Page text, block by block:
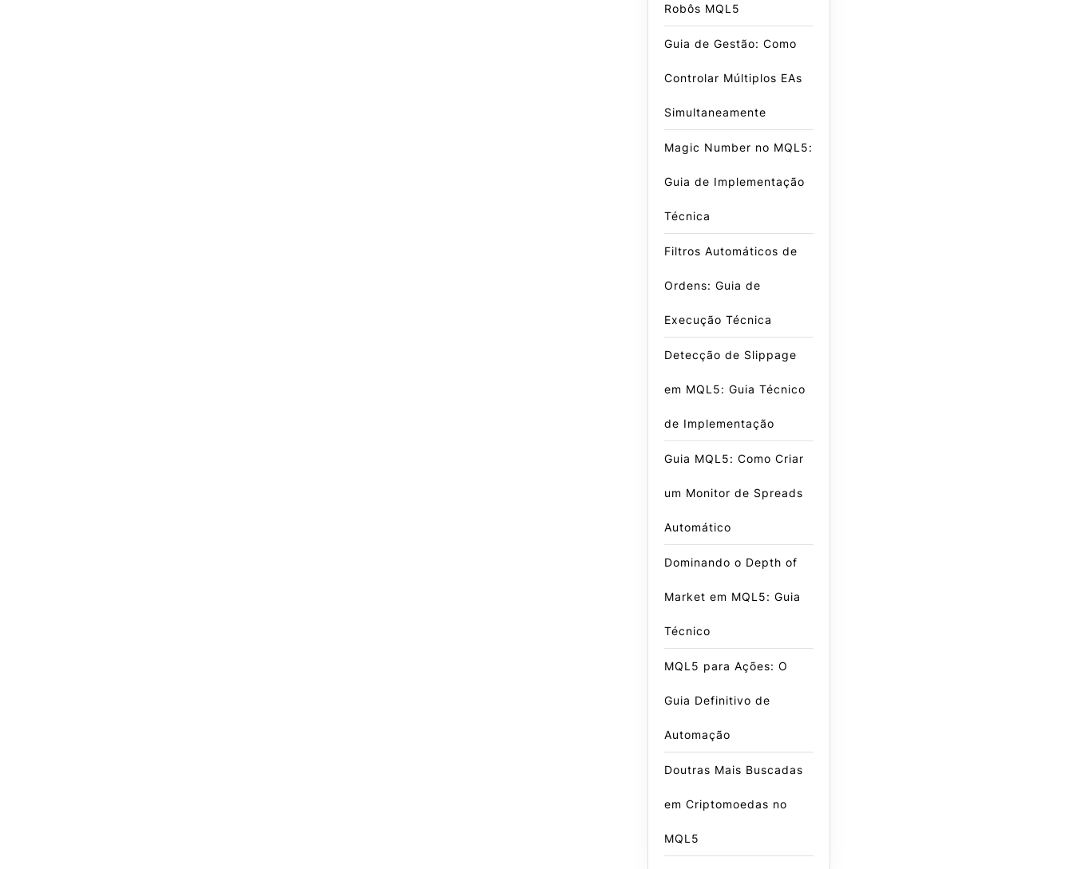
Robôs MQL5
Guia de Gestão: Como
Controlar Múltiplos EAs
Simultaneamente
Magic Number no MQL5:
Guia de Implementação
Técnica
Filtros Automáticos de
Ordens: Guia de
Execução Técnica
Detecção de Slippage
em MQL5: Guia Técnico
de Implementação
Guia MQL5: Como Criar
um Monitor de Spreads
Automático
Dominando o Depth of
Market em MQL5: Guia
Técnico
MQL5 para Ações: O
Guia Definitivo de
Automação
Doutras Mais Buscadas
em Criptomoedas no
MQL5